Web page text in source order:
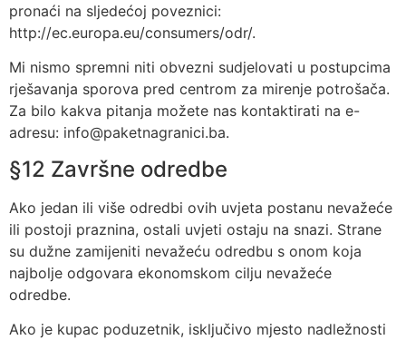
pronaći na sljedećoj poveznici:
http://ec.europa.eu/consumers/odr/.
Mi nismo spremni niti obvezni sudjelovati u postupcima
rješavanja sporova pred centrom za mirenje potrošača.
Za bilo kakva pitanja možete nas kontaktirati na e-
adresu: info@paketnagranici.ba.
§12 Završne odredbe
Ako jedan ili više odredbi ovih uvjeta postanu nevažeće
ili postoji praznina, ostali uvjeti ostaju na snazi. Strane
su dužne zamijeniti nevažeću odredbu s onom koja
najbolje odgovara ekonomskom cilju nevažeće
odredbe.
Ako je kupac poduzetnik, isključivo mjesto nadležnosti